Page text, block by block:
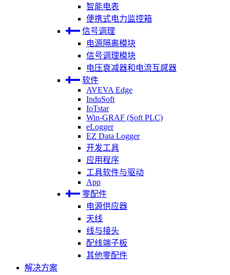
智能电表
便携式电力监控箱
信号调理
电源隔离模块
信号调理模块
电压衰减器和电流互感器
软件
AVEVA Edge
InduSoft
IoTstar
Win-GRAF (Soft PLC)
eLogger
EZ Data Logger
开发工具
应用程序
工具软件与驱动
App
零配件
电源供应器
天线
线与接头
配线端子板
其他零配件
解决方案